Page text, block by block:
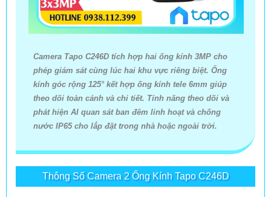
Thiết bị mang đến hình ảnh sắc nét, chi tiết cao, hỗ trợ quan sát cả
ban ngày lẫn ban đêm, giúp nhận diện người và các tình huống bất
thường một cách nhanh chóng.
Camera thang máy
còn tích hợp tính năng lưu trữ dữ liệu kết nối từ
xa qua điện thoại hoặc máy tính đảm bảo tiện lợi cho việc quản lý và
kiểm soát. Đây là giải pháp lý tưởng cho tòa nhà,chung cư,văn phòng,
trung tâm thương mại giúp bảo vệ an toàn người dùng và tài sản một
cách toàn diện.
Camera Tapo C246D tích hợp hai ống kính 3MP cho
phép giám sát cùng lúc hai khu vực riêng biệt. Ống
kính góc rộng 125° kết hợp ống kính tele 6mm giúp
theo dõi toàn cảnh và chi tiết. Tính năng theo dõi và
phát hiện AI quan sát ban đêm linh hoạt và chống
nước IP65 cho lắp đặt trong nhà hoặc ngoài trời.
Thông Số Camera 2 Ống Kính Tapo C246D